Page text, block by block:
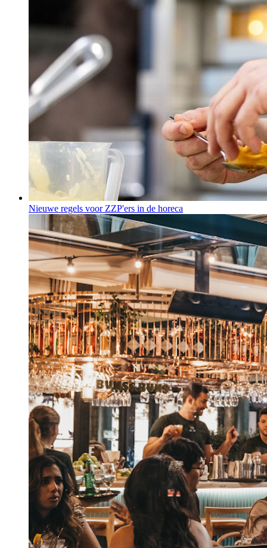
Nieuwe regels voor ZZP'ers in de horeca